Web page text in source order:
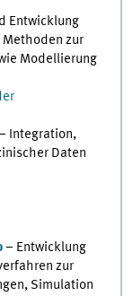
Entwicklung
zur
Modellierung
Integration,
Daten
– Entwicklung
zur
Simulation